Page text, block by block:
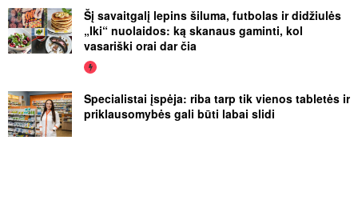
Šį savaitgalį lepins šiluma, futbolas ir didžiulės
„Iki“ nuolaidos: ką skanaus gaminti, kol
vasariški orai dar čia
Specialistai įspėja: riba tarp tik vienos tabletės ir
priklausomybės gali būti labai slidi